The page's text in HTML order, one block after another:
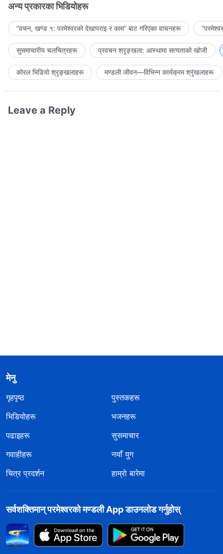
अन्य प्रकारका भिडियोहरू
“वचन, खण्ड १: परमेश्‍वरको देखापराइ र काम” बाट गरिएका वाचनहरू
सुसमाचारीय चलचित्रहरू प्रवचन श्रृङ्खला: आस्थामा सत्यताको खोजी
कोरल भिडियो श्रृङ्खलाहरू मण्डली जीवन—विभिन्‍न कार्यक्रम श्रृंखलाहरू
Leave a Reply
मेनु
गृहपृष्ठ
पुस्तकहरू
भिडियोहरू
भजनहरू
पढाइहरू
सुसमाचार
गवाहीहरू
नयाँ युग
चित्र प्रदर्शन
हाम्रो बारेमा
सर्वशक्तिमान्‌ परमेश्‍वरको मण्डली App डाउनलोड गर्नुहोस्